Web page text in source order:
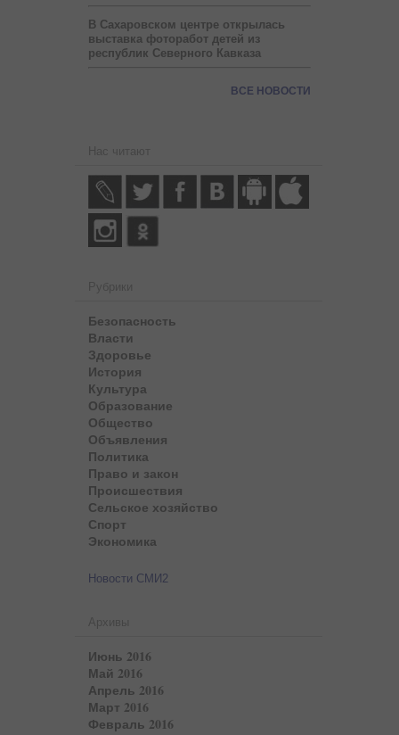
В Сахаровском центре открылась
выставка фоторабот детей из
республик Северного Кавказа
ВСЕ НОВОСТИ
Нас читают
Рубрики
Безопасность
Власти
Здоровье
История
Культура
Образование
Общество
Объявления
Политика
Право и закон
Происшествия
Сельское хозяйство
Спорт
Экономика
Новости СМИ2
Архивы
Июнь 2016
Май 2016
Апрель 2016
Март 2016
Февраль 2016